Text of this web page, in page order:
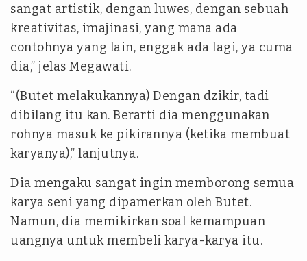
sangat artistik, dengan luwes, dengan sebuah
kreativitas, imajinasi, yang mana ada
contohnya yang lain, enggak ada lagi, ya cuma
dia,” jelas Megawati.
“(Butet melakukannya) Dengan dzikir, tadi
dibilang itu kan. Berarti dia menggunakan
rohnya masuk ke pikirannya (ketika membuat
karyanya),” lanjutnya.
Dia mengaku sangat ingin memborong semua
karya seni yang dipamerkan oleh Butet.
Namun, dia memikirkan soal kemampuan
uangnya untuk membeli karya-karya itu.